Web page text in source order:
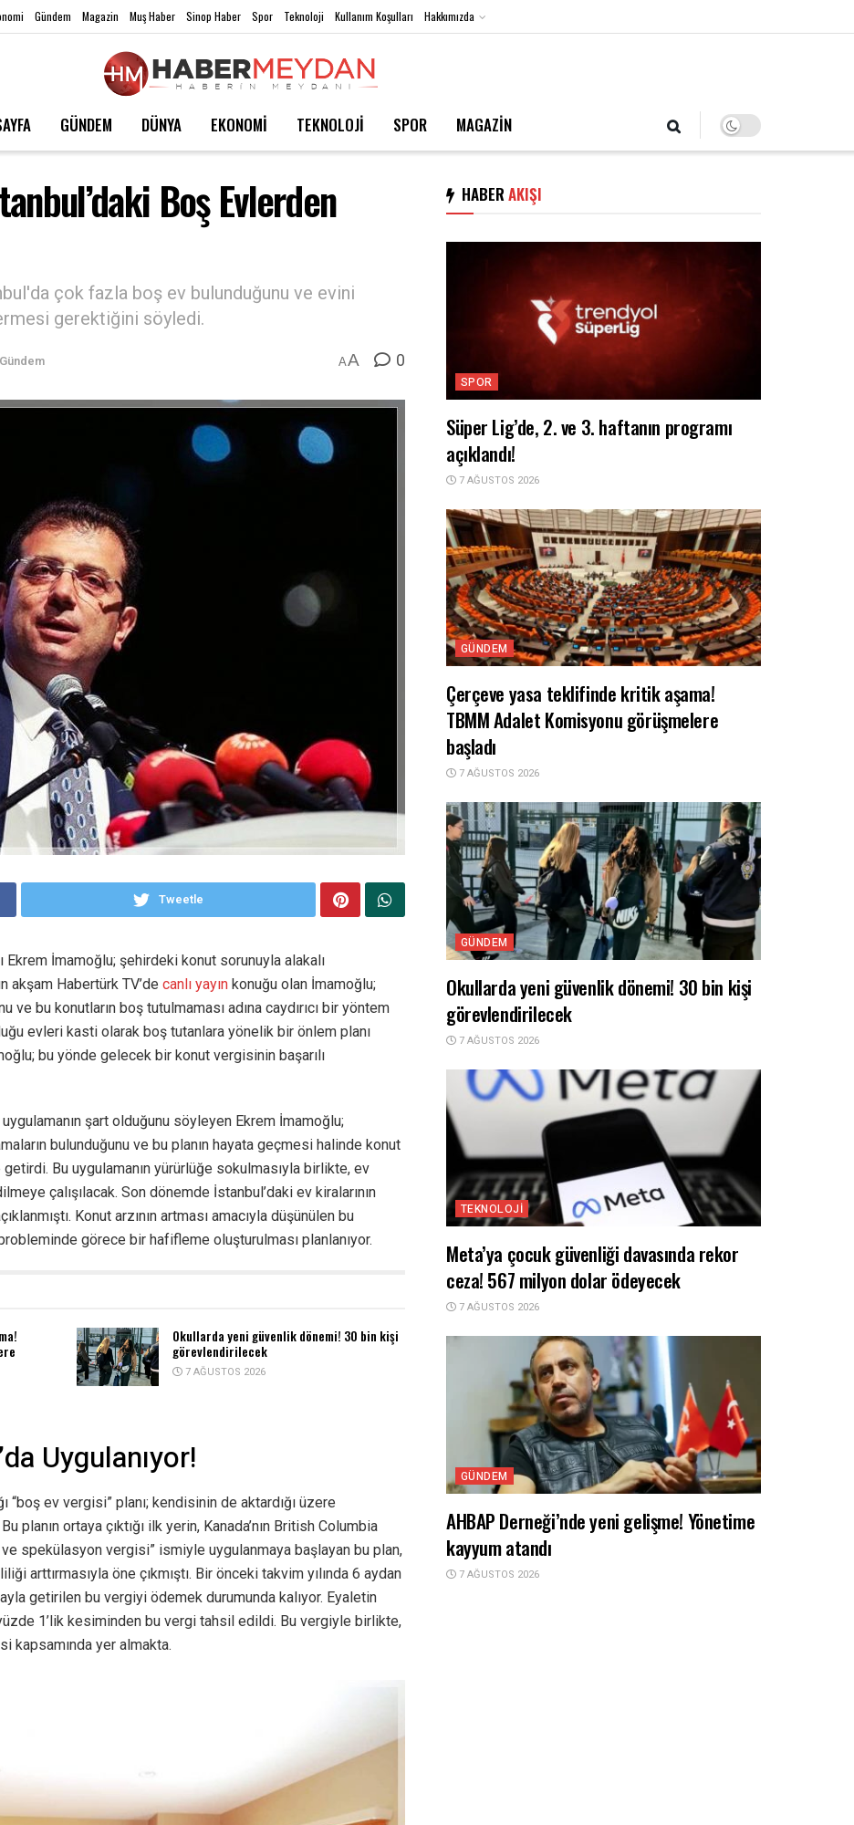
Gündem Magazin Muş Haber Sinop Haber Spor Teknoloji Kullanım Koşulları Hakkımızda
GÜNDEM DÜNYA EKONOMİ TEKNOLOJİ SPOR MAGAZİN
Boş Evlerden
çok fazla boş ev bulunduğunu ve evini
gerektiğini söyledi.
Gündem AA 0
Tweetle
İmamoğlu; şehirdeki konut sorunuyla alakalı
Habertürk TV’de canlı yayın konuğu olan İmamoğlu;
bu konutların boş tutulmaması adına caydırıcı bir yöntem
evleri kasti olarak boş tutanlara yönelik bir önlem planı
bu yönde gelecek bir konut vergisinin başarılı
şart olduğunu söyleyen Ekrem İmamoğlu;
bulunduğunu ve bu planın hayata geçmesi halinde konut
Bu uygulamanın yürürlüğe sokulmasıyla birlikte, ev
çalışılacak. Son dönemde İstanbul’daki ev kiralarının
Konut arzının artması amacıyla düşünülen bu
görece bir hafifleme oluşturulması planlanıyor.
Okullarda yeni güvenlik dönemi! 30 bin kişi
görevlendirilecek
7 AĞUSTOS 2026
Uygulanıyor!
“boş ev vergisi” planı; kendisinin de aktardığı üzere
planın ortaya çıktığı ilk yerin, Kanada’nın British Columbia
spekülasyon vergisi” ismiyle uygulanmaya başlayan bu plan,
arttırmasıyla öne çıkmıştı. Bir önceki takvim yılında 6 aydan
getirilen bu vergiyi ödemek durumunda kalıyor. Eyaletin
1’lik kesiminden bu vergi tahsil edildi. Bu vergiyle birlikte,
kapsamında yer almakta.
HABER AKIŞI
SPOR
Süper Lig’de, 2. ve 3. haftanın programı
açıklandı!
7 AĞUSTOS 2026
GÜNDEM
Çerçeve yasa teklifinde kritik aşama!
TBMM Adalet Komisyonu görüşmelere
başladı
7 AĞUSTOS 2026
GÜNDEM
Okullarda yeni güvenlik dönemi! 30 bin kişi
görevlendirilecek
7 AĞUSTOS 2026
TEKNOLOJI
Meta’ya çocuk güvenliği davasında rekor
ceza! 567 milyon dolar ödeyecek
7 AĞUSTOS 2026
GÜNDEM
AHBAP Derneği’nde yeni gelişme! Yönetime
kayyum atandı
7 AĞUSTOS 2026